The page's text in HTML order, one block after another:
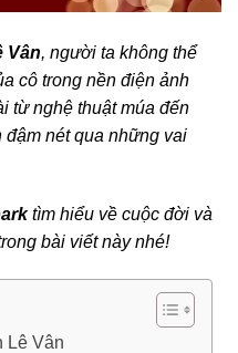
Vân, người ta không thể
cô trong nền điện ảnh
từ nghệ thuật múa đến
đậm nét qua những vai
tìm hiểu về cuộc đời và
bài viết này nhé!
Lê Vân